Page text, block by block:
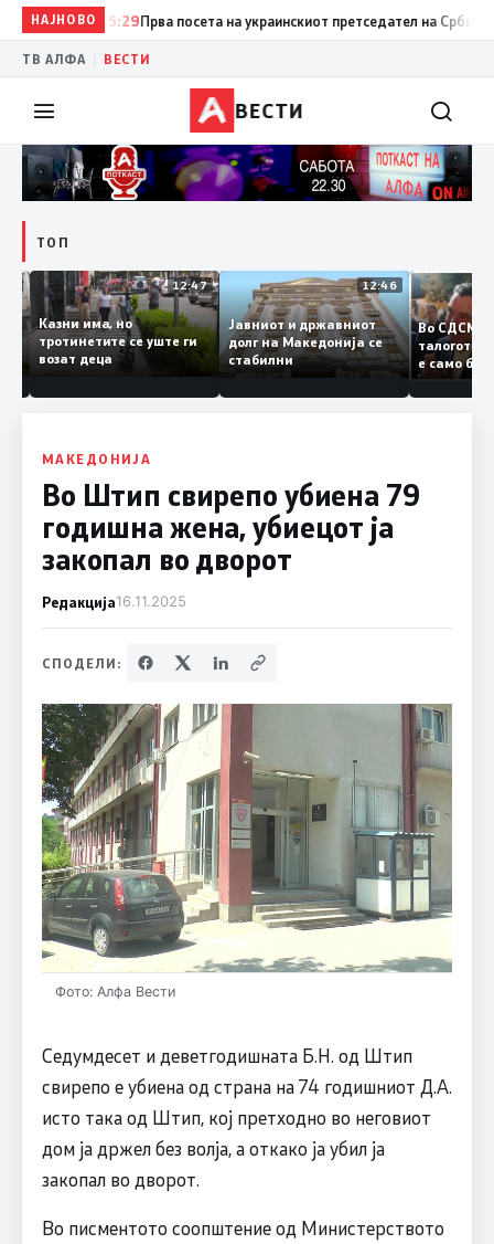
НАЈНОВО
15:29 Прва посета на украинскиот претседател на Србија:
ТВ АЛФА ВЕСТИ
ВЕСТИ
ТОП
12:50
и
12:47
Казни има, но
тротинетите се уште ги
возат деца
12:46
Јавниот и државниот
долг на Македонија се
стабилни
Во
е само
копија
Заев
МАКЕДОНИЈА
Во Штип свирепо убиена 79
годишна жена, убиецот ја
закопал во дворот
Редакција16.11.2025
СПОДЕЛИ:
Фото: Алфа Вести
Седумдесет и деветгодишнатa Б.Н. од Штип
свирепо е убиена од страна на 74 годишниот Д.А.
исто така од Штип, кој претходно во неговиот
дом ја држел без волја, а откако ја убил ја
закопал во дворот.
Во писментото соопштение од Министерството